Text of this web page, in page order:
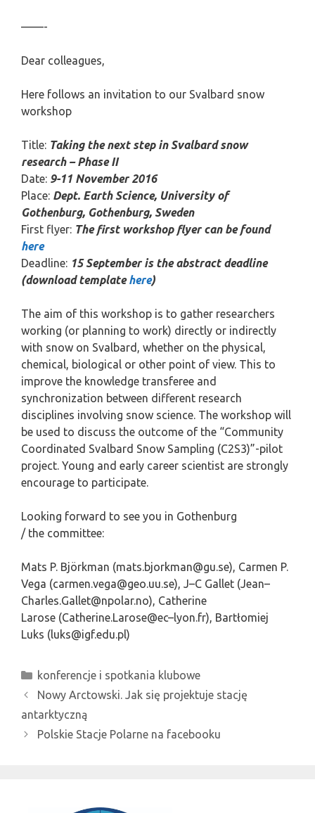
——-
Dear colleagues,
Here follows an invitation to our Svalbard snow
workshop
Title: Taking the next step in Svalbard snow
research – Phase II
Date: 9-11 November 2016
Place: Dept. Earth Science, University of
Gothenburg, Gothenburg, Sweden
First flyer: The first workshop flyer can be found
here
Deadline: 15 September is the abstract deadline
(download templatehere)
The aim of this workshop is to gather researchers
working (or planning to work) directly or indirectly
with snow on Svalbard, whether on the physical,
chemical, biological or other point of view. This to
improve the knowledge transferee and
synchronization between different research
disciplines involving snow science. The workshop will
be used to discuss the outcome of the “Community
Coordinated Svalbard Snow Sampling (C2S3)”-pilot
project. Young and early career scientist are strongly
encourage to participate.
Looking forward to see you in Gothenburg
/ the committee:
Mats P. Björkman (mats.bjorkman@gu.se), Carmen P.
Vega (carmen.vega@geo.uu.se), J–C Gallet (Jean–
Charles.Gallet@npolar.no), Catherine
Larose (Catherine.Larose@ec– lyon.fr), Bartłomiej
Luks (luks@igf.edu.pl)
Kategorie
konferencje i spotkania klubowe
Nowy Arctowski. Jak się projektuje stację
antarktyczną
Polskie Stacje Polarne na facebooku